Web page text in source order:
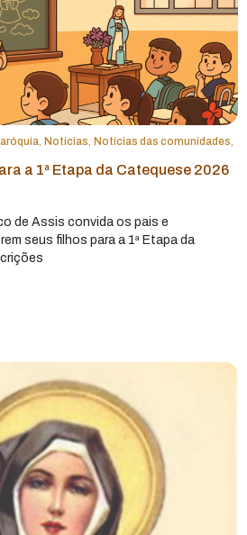
, Notícias, Notícias das comunidades,
a 1ª Etapa da Catequese 2026
de Assis convida os pais e
seus filhos para a 1ª Etapa da